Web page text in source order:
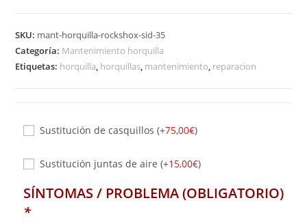
SKU: mant-horquilla-rockshox-sid-35
Categoría: Mantenimiento horquilla
Etiquetas: horquilla, horquillas, mantenimiento, reparacion
Sustitución de casquillos(+75,00€)
Sustitución juntas de aire(+15,00€)
SÍNTOMAS / PROBLEMA (OBLIGATORIO)
*